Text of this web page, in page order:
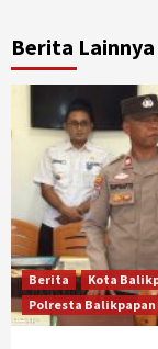
Berita Lainnya
Berita
Kota
Polresta Balikpapan